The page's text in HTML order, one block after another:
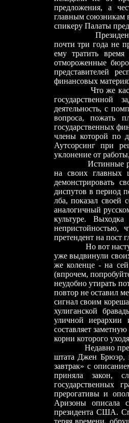
предложения, а
главным союзникам
спикеру Палаты
почти три года не
ему тратить
отмороженные
представителей
финансовых
Что же
государственной
деятельность, с
вопроса, пожать
государственных
члены которой по
Аутсорсинг при
уклонение от
Истинные
на своих главных
демонстрировать
диспутов в период
лба, показал своей
аналогичный
культуре.
непристойностью,
претендент на пост
Но вот
уже выдвинули
же коленце- на
(впрочем,
неудобно утирать
повтор не оставил
сигнал своим
хулиганской
уличной
составляет
корни которого
Недавно
штата Джен Брюэр,
завтрак» с
приняла закон,
государственных
прерогативы и
Аризоны описала
президента США.
теряя времени,